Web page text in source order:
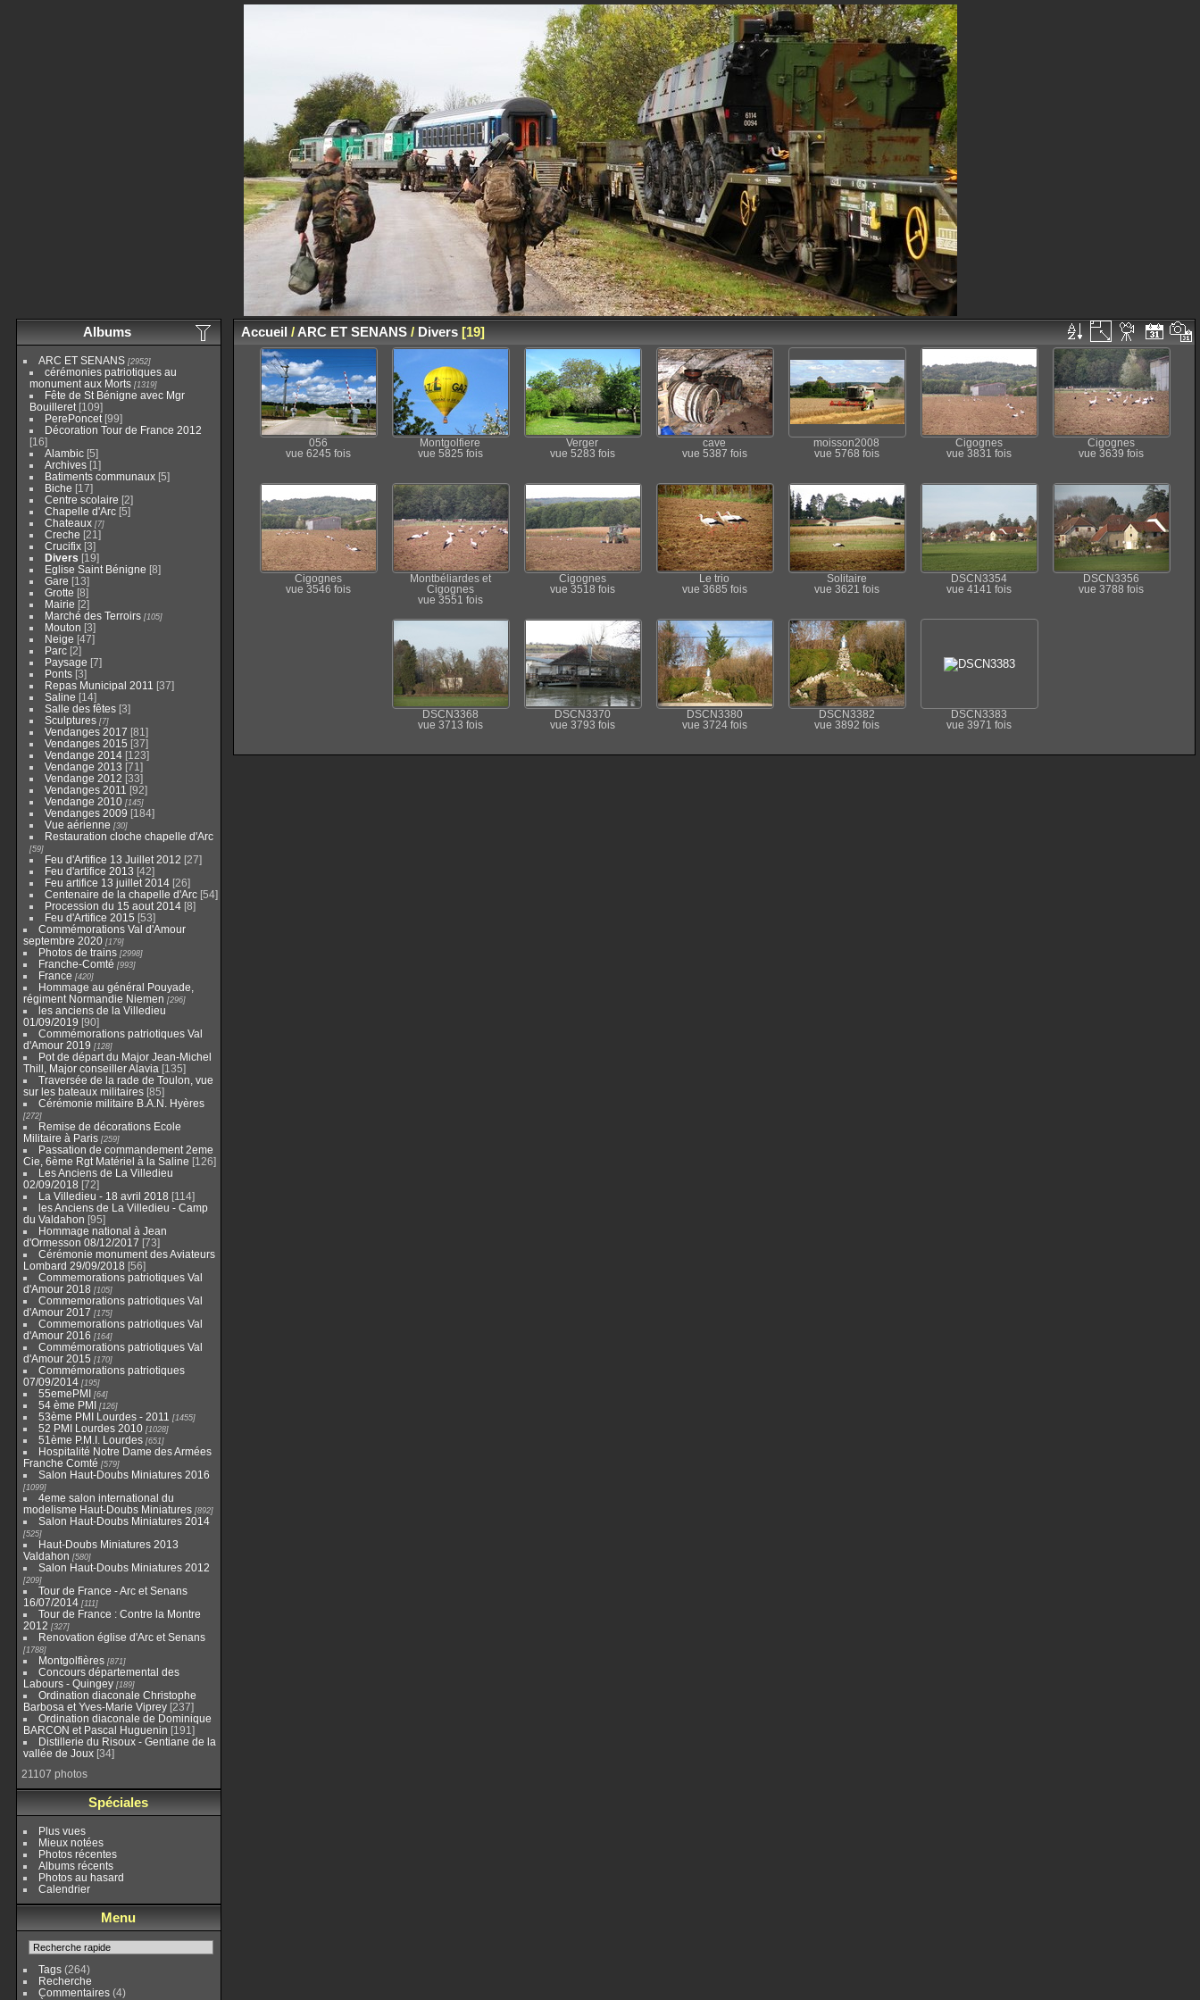
Albums
ARC ET SENANS 2952
cérémonies patriotiques au
monument aux Morts 1319
Fête de St Bénigne avec Mgr
Bouilleret 109
PerePoncet 99
Décoration Tour de France 2012
16
Alambic 5
Archives 1
Batiments communaux 5
Biche 17
Centre scolaire 2
Chapelle d'Arc 5
Chateaux 7
Creche 21
Crucifix 3
Divers 19
Eglise Saint Bénigne 8
Gare 13
Grotte 8
Mairie 2
Marché des Terroirs 105
Mouton 3
Neige 47
Parc 2
Paysage 7
Ponts 3
Repas Municipal 2011
37
Saline 14
Salle des fêtes 3
Sculptures 7
Vendanges 2017 81
Vendanges 2015 37
Vendange 2014 123
Vendange 2013 71
Vendange 2012 33
Vendanges 2011
92
Vendange 2010 145
Vendanges 2009 184
Vue aérienne 30
Restauration cloche chapelle d'Arc
59
Feu d'Artifice 13 Juillet 2012 27
Feu d'artifice 2013 42
Feu artifice 13 juillet 2014 26
Centenaire de la chapelle d'Arc 54
Procession du 15 aout 2014 8
Feu d'Artifice 2015 53
Commémorations Val d'Amour
septembre 2020 179
Photos de trains 2998
Franche-Comté 993
France 420
Hommage au général Pouyade,
régiment Normandie Niemen
296
les anciens de la Villedieu
01/09/2019 90
Commémorations patriotiques Val
d'Amour 2019
128
Pot de départ du Major Jean-Michel
Thill, Major conseiller Alavia 135
Traversée de la rade de Toulon, vue
sur les bateaux militaires 85
Cérémonie militaire B.A.N. Hyères
272
Remise de décorations Ecole
Militaire à Paris 259
Passation de commandement 2eme
Cie, 6ème Rgt Matériel à la Saline 126
Les Anciens de La Villedieu
02/09/2018 72
La Villedieu - 18 avril 2018 114
les Anciens de La Villedieu - Camp
du Valdahon 95
Hommage national à Jean
d'Ormesson 08/12/2017 73
Cérémonie monument des Aviateurs
Lombard 29/09/2018 56
Commemorations patriotiques Val
d'Amour 2018
105
Commemorations patriotiques Val
d'Amour 2017
175
Commemorations patriotiques Val
d'Amour 2016
164
Commémorations patriotiques Val
d'Amour 2015
170
Commémorations patriotiques
07/09/2014 195
55emePMI 64
54 ème PMI 126
53ème PMI Lourdes - 2011 1455
52 PMI Lourdes 2010 1028
51ème P.M.I. Lourdes 651
Hospitalité Notre Dame des Armées
Franche Comté
579
Salon Haut-Doubs Miniatures 2016
1099
4eme salon international du
modelisme Haut-Doubs Miniatures 892
Salon Haut-Doubs Miniatures 2014
525
Haut-Doubs Miniatures 2013
Valdahon
580
Salon Haut-Doubs Miniatures 2012
209
Tour de France - Arc et Senans
16/07/2014 111
Tour de France : Contre la Montre
2012
327
Renovation église d'Arc et Senans
1788
Montgolfières 871
Concours départemental des
Labours - Quingey 189
Ordination diaconale Christophe
Barbosa et Yves-Marie Viprey 237
Ordination diaconale de Dominique
BARCON et Pascal Huguenin 191
Distillerie du Risoux - Gentiane de la
vallée de Joux 34
21107 photos
Spéciales
Plus vues
Mieux notées
Photos récentes
Albums récents
Photos au hasard
Calendrier
Menu
Tags(264)
Recherche
Commentaires(4)
Accueil/ARC ET SENANS/ Divers 19
056
vue 6245 fois
Montgolfiere
vue 5825 fois
Verger
vue 5283 fois
cave
vue 5387 fois
moisson2008
vue 5768 fois
Cigognes
vue 3831 fois
Cigognes
vue 3639 fois
Cigognes
vue 3546 fois
Montbéliardes et
Cigognes
vue 3551 fois
Cigognes
vue 3518 fois
Le trio
vue 3685 fois
Solitaire
vue 3621 fois
DSCN3354
vue 4141 fois
DSCN3356
vue 3788 fois
DSCN3368
vue 3713 fois
DSCN3370
vue 3793 fois
DSCN3380
vue 3724 fois
DSCN3382
vue 3892 fois
DSCN3383
vue 3971 fois